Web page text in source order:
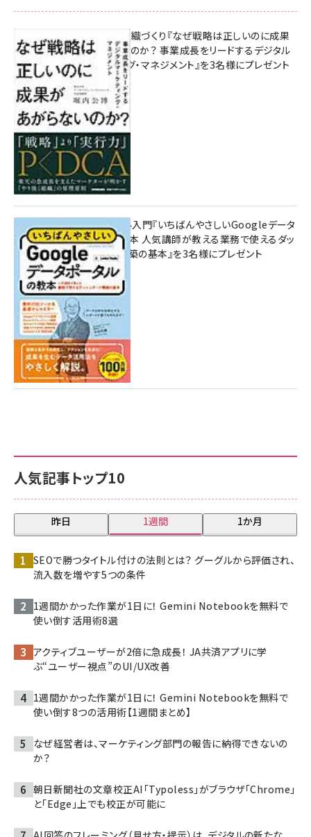
人気記事トップ10
昨日 1週間 1か月
SEOで勝つタイトル付けの法則とは？ グーグルから評価され、
流入数を増やす5つの条件
1週間かかった作業が1日に！ Gemini Notebookを無料で
使い倒す活用術8選
アクティブユーザーが2倍に急成長！ JA共済アプリに学
ぶ“ユーザー視点”のUI/UX改善
1週間かかった作業が1日に！ Gemini Notebookを無料で
使い倒す8つの活用術【1週間まとめ】
なぜ経営者は、マーケティング部門の報告に納得できないの
か？
朝日新聞社の文章校正AI「Typoless」がブラウザ「Chrome」
と「Edge」上でも校正が可能に
成果を生む組織づくり『なぜ戦略は正しいのに成果
があがらないのか？ 事業成長をリードするデジタル
マーケティング・マネジメント』を3名様にプレゼント
10:00
無料BIツール入門『いちばんやさしいGoogleデータ
ポータルの教本 人気講師が教える業務で使えるダッ
シュボード構築の基本』を3名様にプレゼント
7月31日 10:00